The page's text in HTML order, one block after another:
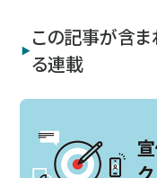
この記事が含ま
る連載